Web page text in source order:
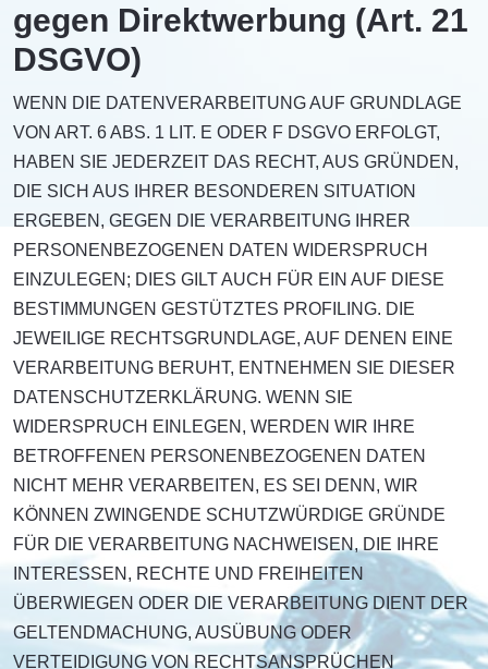
gegen Direktwerbung (Art. 21
DSGVO)
WENN DIE DATENVERARBEITUNG AUF GRUNDLAGE
VON ART. 6 ABS. 1 LIT. E ODER F DSGVO ERFOLGT,
HABEN SIE JEDERZEIT DAS RECHT, AUS GRÜNDEN,
DIE SICH AUS IHRER BESONDEREN SITUATION
ERGEBEN, GEGEN DIE VERARBEITUNG IHRER
PERSONENBEZOGENEN DATEN WIDERSPRUCH
EINZULEGEN; DIES GILT AUCH FÜR EIN AUF DIESE
BESTIMMUNGEN GESTÜTZTES PROFILING. DIE
JEWEILIGE RECHTSGRUNDLAGE, AUF DENEN EINE
VERARBEITUNG BERUHT, ENTNEHMEN SIE DIESER
DATENSCHUTZERKLÄRUNG. WENN SIE
WIDERSPRUCH EINLEGEN, WERDEN WIR IHRE
BETROFFENEN PERSONENBEZOGENEN DATEN
NICHT MEHR VERARBEITEN, ES SEI DENN, WIR
KÖNNEN ZWINGENDE SCHUTZWÜRDIGE GRÜNDE
FÜR DIE VERARBEITUNG NACHWEISEN, DIE IHRE
INTERESSEN, RECHTE UND FREIHEITEN
ÜBERWIEGEN ODER DIE VERARBEITUNG DIENT DER
GELTENDMACHUNG, AUSÜBUNG ODER
VERTEIDIGUNG VON RECHTSANSPRÜCHEN